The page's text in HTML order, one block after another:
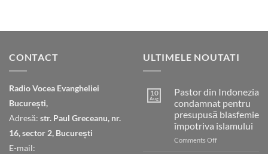
CONTACT
Radio Vocea Evangheliei
București,
Adresă: str. Paul Greceanu, nr.
16, sector 2, București
E-mail:
ULTIMELE NOUTATI
10
Aug
Pastor din Indonezia
condamnat pentru
presupusă blasfemie
împotriva islamului
Comments Offon